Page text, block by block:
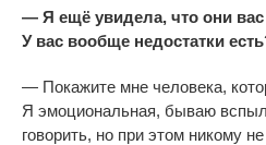
— Я ещё увидела, что они
У вас вообще недостатки
— Покажите мне человека,
Я эмоциональная, бываю
говорить, но при этом никому не